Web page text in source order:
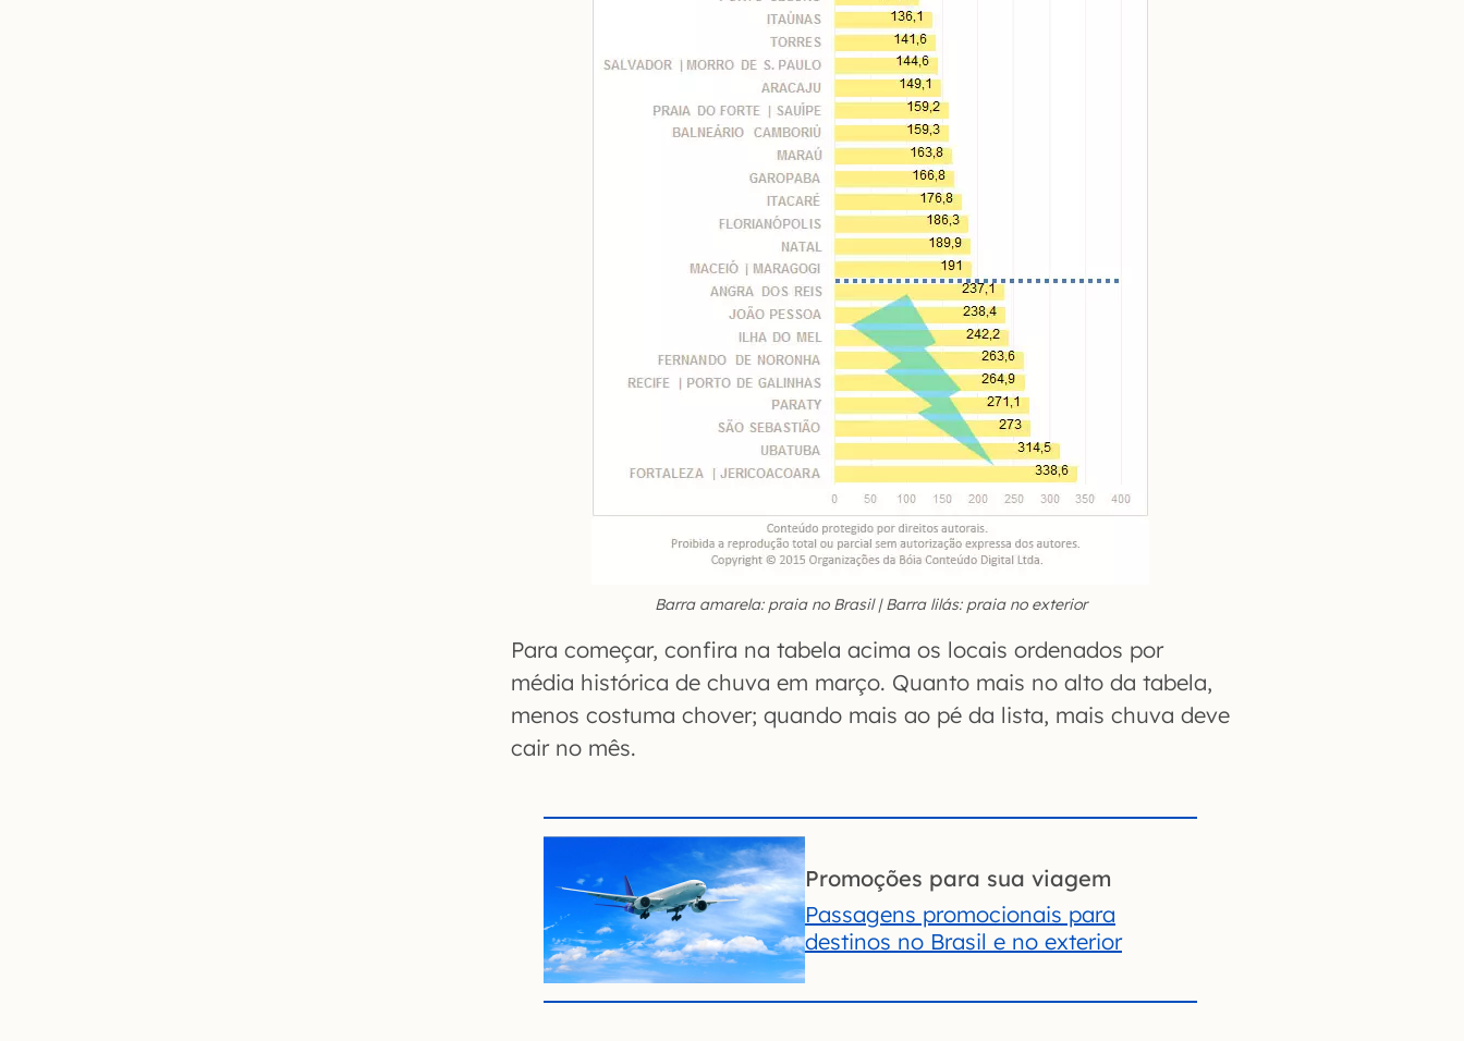
Barra amarela: praia no Brasil | Barra lilás: praia no exterior
Para começar, confira na tabela acima os locais ordenados por
média histórica de chuva em março. Quanto mais no alto da tabela,
menos costuma chover; quando mais ao pé da lista, mais chuva deve
cair no mês.
Promoções para sua viagem
Passagens promocionais para
destinos no Brasil e no exterior